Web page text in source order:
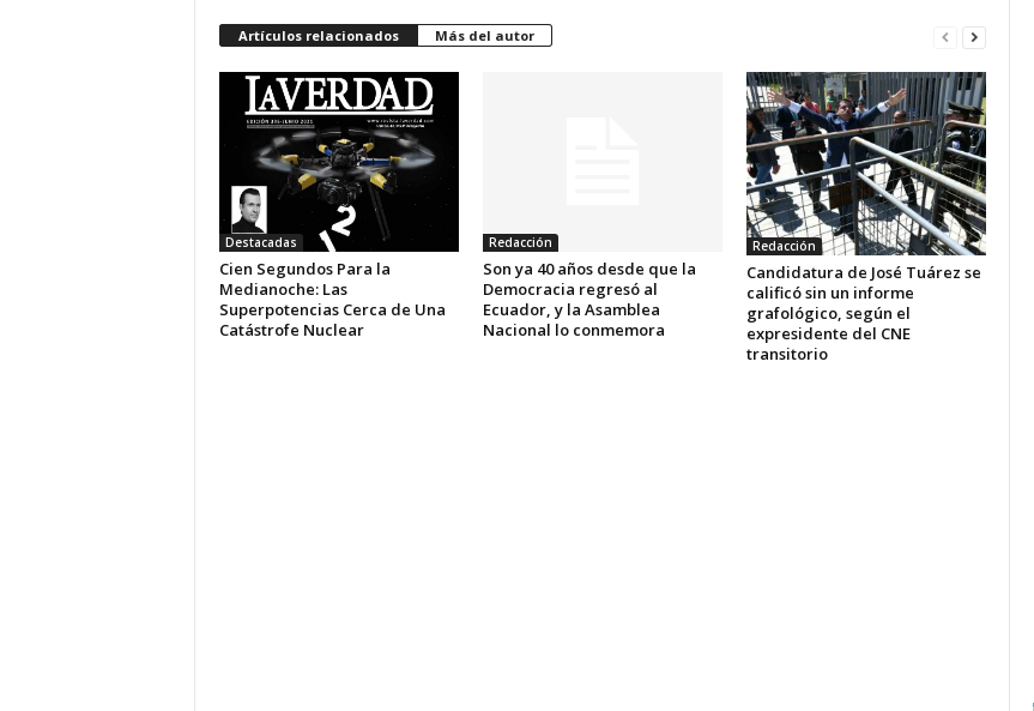
Artículos relacionados Más del autor
Destacadas
Cien Segundos Para la
Medianoche: Las
Superpotencias Cerca de Una
Catástrofe Nuclear
Redacción
Son ya 40 años desde que la
Democracia regresó al
Ecuador, y la Asamblea
Nacional lo conmemora
Redacción
Candidatura de José Tuárez se
calificó sin un informe
grafológico, según el
expresidente del CNE
transitorio